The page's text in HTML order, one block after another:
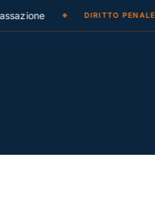
DIRITTO PENALE